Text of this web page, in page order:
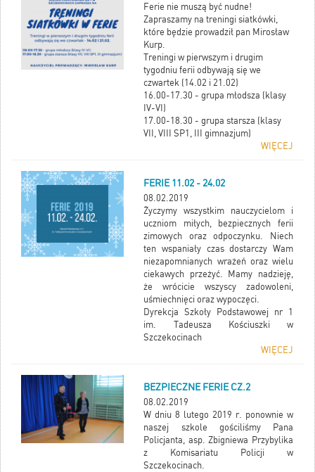
Ferie nie muszą być nudne!
Zapraszamy na treningi siatkówki,
które będzie prowadził pan Mirosław
Kurp.
Treningi w pierwszym i drugim
tygodniu ferii odbywają się we
czwartek (14.02 i 21.02)
16.00-17.30 - grupa młodsza (klasy
IV-VI)
17.00-18.30 - grupa starsza (klasy
VII, VIII SP1, III gimnazjum)
WIĘCEJ
FERIE 11.02 - 24.02
08.02.2019
Życzymy wszystkim nauczycielom i
uczniom miłych, bezpiecznych ferii
zimowych oraz odpoczynku. Niech
ten wspaniały czas dostarczy Wam
niezapomnianych wrażeń oraz wielu
ciekawych przeżyć. Mamy nadzieję,
że wrócicie wszyscy zadowoleni,
uśmiechnięci oraz wypoczęci.
Dyrekcja Szkoły Podstawowej nr 1
im. Tadeusza Kościuszki w
Szczekocinach
WIĘCEJ
BEZPIECZNE FERIE CZ.2
08.02.2019
W dniu 8 lutego 2019 r. ponownie w
naszej szkole gościliśmy Pana
Policjanta, asp. Zbigniewa Przybylika
z Komisariatu Policji w
Szczekocinach.